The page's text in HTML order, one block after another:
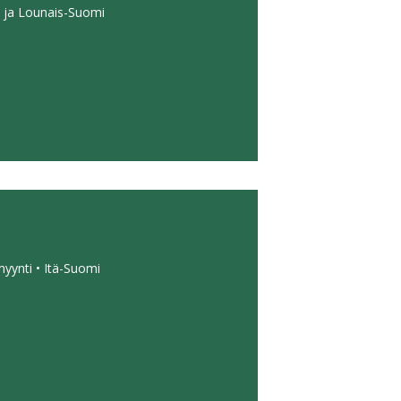
ja Lounais-Suomi
• Itä-Suomi